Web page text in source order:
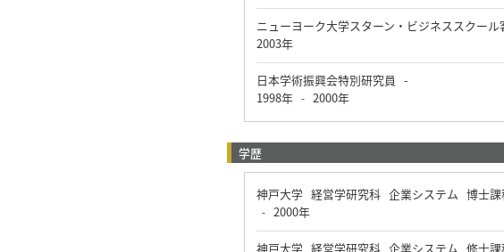
ニューヨーク大学スターン・ビジネススクー
2003年
日本学術振興会特別研究員 -
1998年 - 2000年
学歴
神戸大学 経営学研究科 企業システム 博士
- 2000年
神戸大学 経営学研究科 企業システム 修士